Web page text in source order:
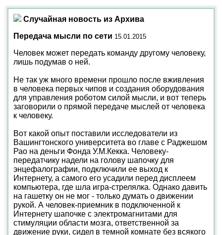
Случайная новость из Архива
Передача мысли по сети 15.01.2015
Человек может передать команду другому человеку,
лишь подумав о ней.
Не так уж много времени прошло после вживления
в человека первых чипов и создания оборудования
для управления роботом силой мысли, и вот теперь
заговорили о прямой передаче мыслей от человека
к человеку.
Вот какой опыт поставили исследователи из
Вашингтонского университета во главе с Раджешом
Рао на деньги Фонда У.М.Кекка. Человеку-
передатчику надели на голову шапочку для
энцефалографии, подключили ее выход к
Интернету, а самого его усадили перед дисплеем
компьютера, где шла игра-стрелялка. Однако давить
на гашетку он не мог - только думать о движении
рукой. А человек-приемник в подключенной к
Интернету шапочке с электромагнитами для
стимуляции области мозга, ответственной за
движение руки, сидел в темной комнате без всякого